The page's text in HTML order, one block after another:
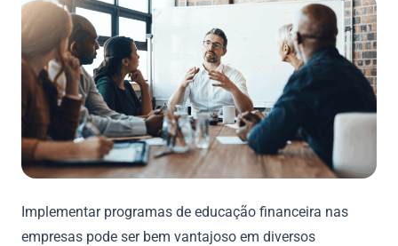
Implementar programas de educação financeira nas
empresas pode ser bem vantajoso em diversos